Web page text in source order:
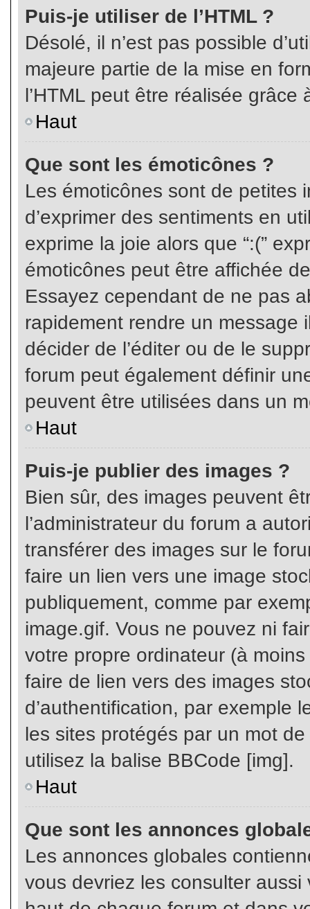
Puis-je utiliser de l’HTML ?
Désolé, il n’est pas possible
majeure partie de la mise en
l’HTML peut être réalisée grâce
Haut
Que sont les émoticônes ?
Les émoticônes sont de petites
d’exprimer des sentiments en
exprime la joie alors que “:(”
émoticônes peut être affichée
Essayez cependant de ne pas
rapidement rendre un message
décider de l’éditer ou de le
forum peut également définir
peuvent être utilisées dans un
Haut
Puis-je publier des images ?
Bien sûr, des images peuvent
l’administrateur du forum a
transférer des images sur le
faire un lien vers une image
publiquement, comme par
image.gif. Vous ne pouvez ni
votre propre ordinateur (à
faire de lien vers des images
d’authentification, par exemple
les sites protégés par un mot
utilisez la balise BBCode [img].
Haut
Que sont les annonces
Les annonces globales
vous devriez les consulter